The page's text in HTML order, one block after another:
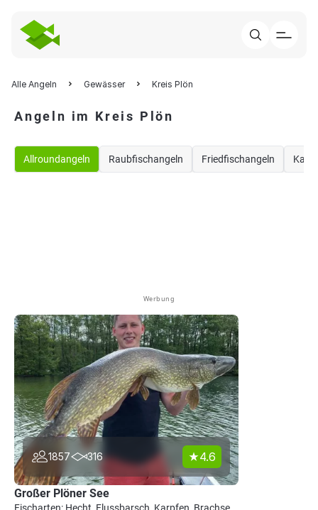
Alle Angeln Gewässer Kreis Plön
Angeln im Kreis Plön
Allroundangeln Raubfischangeln Friedfischangeln
Werbung
1857 316 4.6
Großer Plöner See